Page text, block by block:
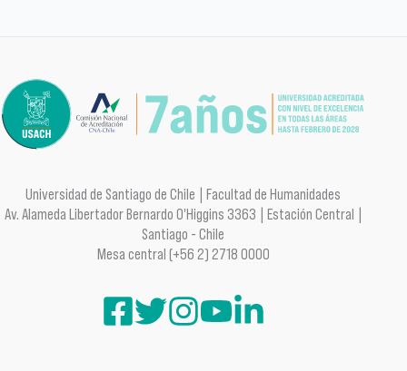
Universidad de Santiago de Chile | Facultad de Humanidades
Av. Alameda Libertador Bernardo O'Higgins 3363 | Estación Central |
Santiago - Chile
Mesa central (+56 2) 2718 0000